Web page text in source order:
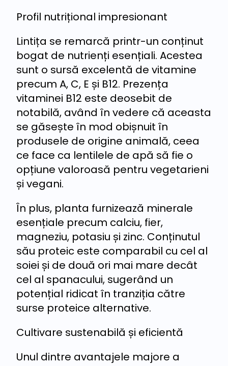
Profil nutrițional impresionant
Lintița se remarcă printr-un conținut
bogat de nutrienți esențiali. Acestea
sunt o sursă excelentă de vitamine
precum A, C, E și B12. Prezența
vitaminei B12 este deosebit de
notabilă, având în vedere că aceasta
se găsește în mod obișnuit în
produsele de origine animală, ceea
ce face ca lentilele de apă să fie o
opțiune valoroasă pentru vegetarieni
și vegani.
În plus, planta furnizează minerale
esențiale precum calciu, fier,
magneziu, potasiu și zinc. Conținutul
său proteic este comparabil cu cel al
soiei și de două ori mai mare decât
cel al spanacului, sugerând un
potențial ridicat în tranziția către
surse proteice alternative.
Cultivare sustenabilă și eficientă
Unul dintre avantajele majore a